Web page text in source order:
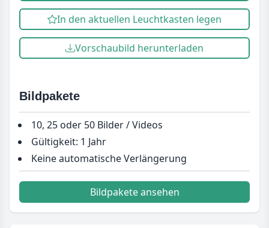
In den aktuellen Leuchtkasten legen
Vorschaubild herunterladen
Bildpakete
10, 25 oder 50 Bilder / Videos
Gültigkeit: 1 Jahr
Keine automatische Verlängerung
Bildpakete ansehen